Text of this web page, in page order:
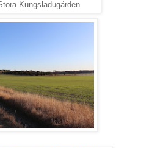
Kungsladugården